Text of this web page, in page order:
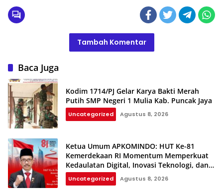
Tambah Komentar
Baca Juga
Kodim 1714/PJ Gelar Karya Bakti Merah
Putih SMP Negeri 1 Mulia Kab. Puncak Jaya
Uncategorized Agustus 8, 2026
Ketua Umum APKOMINDO: HUT Ke-81
Kemerdekaan RI Momentum Memperkuat
Kedaulatan Digital, Inovasi Teknologi, dan
Kepastian Hukum Menuju Indonesia Emas
2045
Uncategorized Agustus 8, 2026